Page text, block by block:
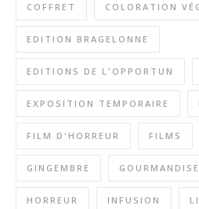
COFFRET COLORATION
EDITION BRAGELONNE
EDITIONS DE L'OPPORTUN
EXPOSITION TEMPORAIRE
FILM D'HORREUR FILMS
GINGEMBRE GOURMANDISE
HORREUR INFUSION